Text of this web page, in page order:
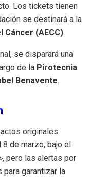
. Los tickets tienen
se destinará a la
Cáncer (AECC).
se disparará una
de la Pirotecnia
Benavente.
originales
de marzo, bajo el
, pero las alertas por
para garantizar la